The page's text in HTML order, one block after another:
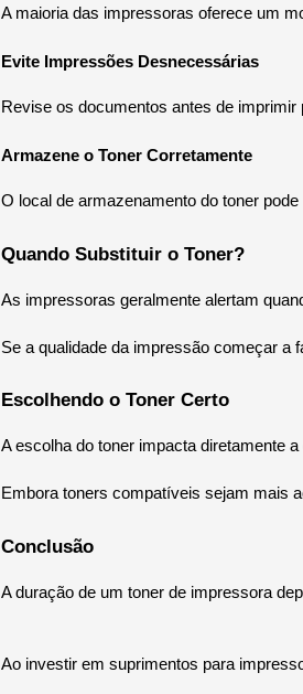
A maioria das impressoras oferece um
Evite Impressões Desnecessárias
Revise os documentos antes de
Armazene o Toner Corretamente
O local de armazenamento do toner
Quando Substituir o Toner?
As impressoras geralmente alertam
Se a qualidade da impressão começar a
Escolhendo o Toner Certo
A escolha do toner impacta diretamente
Embora toners compatíveis sejam mais
Conclusão
A duração de um toner de impressora
Ao investir em suprimentos para